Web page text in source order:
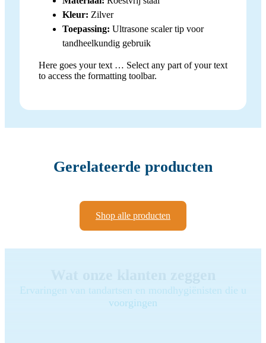
Kleur: Zilver
Toepassing: Ultrasone scaler tip voor
tandheelkundig gebruik
Here goes your text … Select any part of your text
to access the formatting toolbar.
Gerelateerde producten
Shop alle producten
Ervaringen van tandartsen en mondhygiënisten die u
voorgingen